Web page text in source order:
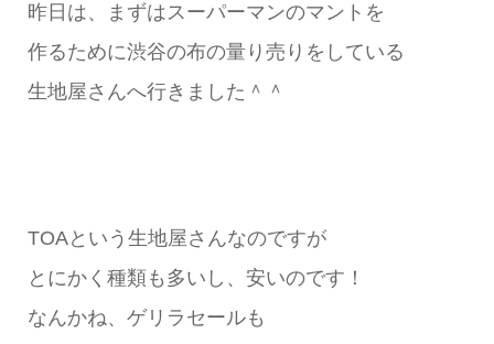
昨日は、まずはスーパーマンのマントを
作るために渋谷の布の量り売りをしている
生地屋さんへ行きました＾＾
TOAという生地屋さんなのですが
とにかく種類も多いし、安いのです！
なんかね、ゲリラセールも